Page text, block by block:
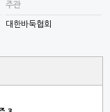
주관
대한바둑협회